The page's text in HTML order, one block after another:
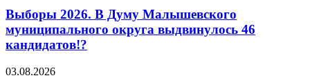
Выборы 2026. В Думу Малышевского
муниципального округа выдвинулось 46
кандидатов!?
03.08.2026